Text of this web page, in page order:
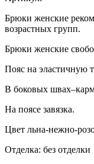
Брюки женские
возрастных групп.
Брюки женские
Пояс на эластичную
В боковых
На поясе завязка.
Цвет льна-нежно-
Отделка: без отделки